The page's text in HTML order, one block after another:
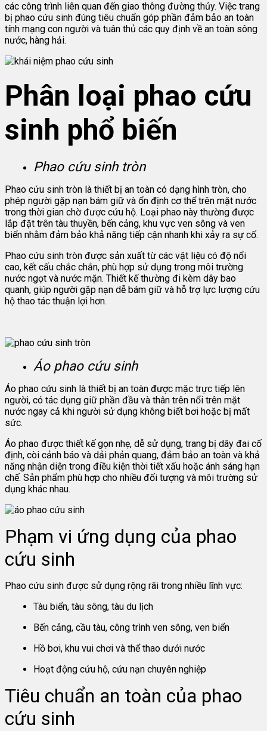
các công trình liên quan đến giao thông đường thủy. Việc trang
bị phao cứu sinh đúng tiêu chuẩn góp phần đảm bảo an toàn
tính mạng con người và tuân thủ các quy định về an toàn sông
nước, hàng hải.
Phân loại phao cứu
sinh phổ biến
Phao cứu sinh tròn
Phao cứu sinh tròn là thiết bị an toàn có dạng hình tròn, cho
phép người gặp nạn bám giữ và ổn định cơ thể trên mặt nước
trong thời gian chờ được cứu hộ. Loại phao này thường được
lắp đặt trên tàu thuyền, bến cảng, khu vực ven sông và ven
biển nhằm đảm bảo khả năng tiếp cận nhanh khi xảy ra sự cố.
Phao cứu sinh tròn được sản xuất từ các vật liệu có độ nổi
cao, kết cấu chắc chắn, phù hợp sử dụng trong môi trường
nước ngọt và nước mặn. Thiết kế thường đi kèm dây bao
quanh, giúp người gặp nạn dễ bám giữ và hỗ trợ lực lượng cứu
hộ thao tác thuận lợi hơn.
Áo phao cứu sinh
Áo phao cứu sinh là thiết bị an toàn được mặc trực tiếp lên
người, có tác dụng giữ phần đầu và thân trên nổi trên mặt
nước ngay cả khi người sử dụng không biết bơi hoặc bị mất
sức.
Áo phao được thiết kế gọn nhẹ, dễ sử dụng, trang bị dây đai cố
định, còi cảnh báo và dải phản quang, đảm bảo an toàn và khả
năng nhận diện trong điều kiện thời tiết xấu hoặc ánh sáng hạn
chế. Sản phẩm phù hợp cho nhiều đối tượng và môi trường sử
dụng khác nhau.
Phạm vi ứng dụng của phao
cứu sinh
Phao cứu sinh được sử dụng rộng rãi trong nhiều lĩnh vực:
Tàu biển, tàu sông, tàu du lịch
Bến cảng, cầu tàu, công trình ven sông, ven biển
Hồ bơi, khu vui chơi và thể thao dưới nước
Hoạt động cứu hộ, cứu nạn chuyên nghiệp
Tiêu chuẩn an toàn của phao
cứu sinh